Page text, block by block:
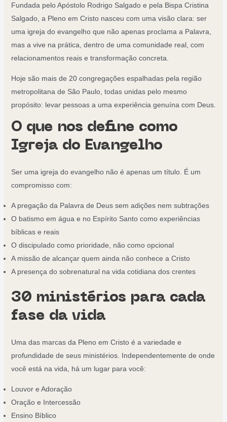
Fundada pelo Apóstolo Rodrigo Salgado e pela Bispa Cristina
Salgado, a Pleno em Cristo nasceu com uma visão clara: ser
uma igreja do evangelho que não apenas proclama a Palavra,
mas a vive na prática, dentro de uma comunidade real, com
relacionamentos reais e transformação concreta.
Hoje são mais de 20 congregações espalhadas pela região
metropolitana de São Paulo, todas unidas pelo mesmo
propósito: levar pessoas a uma experiência genuína com Deus.
O que nos define como
Igreja do Evangelho
Ser uma igreja do evangelho não é apenas um título. É um
compromisso com:
A pregação da Palavra de Deus sem adições nem subtrações
O batismo em água e no Espírito Santo como experiências
bíblicas e reais
O discipulado como prioridade, não como opcional
A missão de alcançar quem ainda não conhece a Cristo
A presença do sobrenatural na vida cotidiana dos crentes
30 ministérios para cada
fase da vida
Uma das marcas da Pleno em Cristo é a variedade e
profundidade de seus ministérios. Independentemente de onde
você está na vida, há um lugar para você:
Louvor e Adoração
Oração e Intercessão
Ensino Bíblico